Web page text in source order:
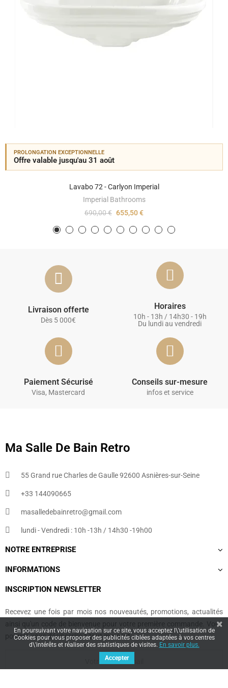
PROLONGATION EXCEPTIONNELLE
Offre valable jusqu'au 31 août
Lavabo 72 - Carlyon Imperial
Imperial Bathrooms
690,00 € 655,50 €
Livraison offerte
Dès 5 000€
Horaires
10h - 13h / 14h30 - 19h
Du lundi au vendredi
Paiement Sécurisé
Visa, Mastercard
Conseils sur-mesure
infos et service
Ma Salle De Bain Retro
55 Grand rue Charles de Gaulle 92600 Asnières-sur-Seine
+33 144090665​
masalledebainretro@gmail.com
lundi - Vendredi : 10h -13h / 14h30 -19h00
NOTRE ENTREPRISE
INFORMATIONS
INSCRIPTION NEWSLETTER
Recevez une fois par mois nos nouveautés, promotions, actualités
ainsi qu'un code de bienvenue pour votre première commande. Vous
pourrez vous désinscrire à tout moment.
En poursuivant votre navigation sur ce site, vous acceptez l\'utilisation de
Cookies pour vous proposer des publicités ciblées adaptées à vos centres
d\'intérêts et réaliser des statistiques de visites. En savoir plus.
Accepter